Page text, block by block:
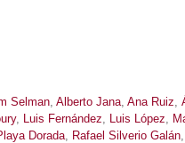
Selman, Alberto Jana, Ana Ruiz,
, Luis Fernández, Luis López,
Dorada, Rafael Silverio Galán,